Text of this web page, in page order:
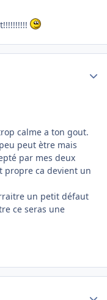
calme a ton gout.
peut ètre mais
par mes deux
propre ca devient un
un petit défaut
ce seras une